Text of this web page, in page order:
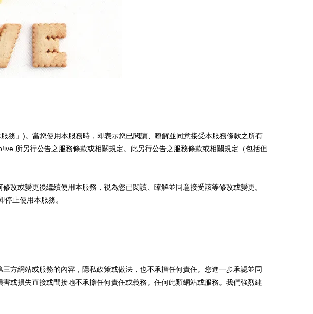
」)。當您使用本服務時，即表示您已閱讀、瞭解並同意接受本服務條款之所有
所另行公告之服務條款或相關規定。此另行公告之服務條款或相關規定（包括但
改或變更後繼續使用本服務，視為您已閱讀、瞭解並同意接受該等修改或變更。
止使用本服務。
三方網站或服務的內容，隱私政策或做法，也不承擔任何責任。您進一步承認並同
或損失直接或間接地不承擔任何責任或義務。任何此類網站或服務。我們強烈建